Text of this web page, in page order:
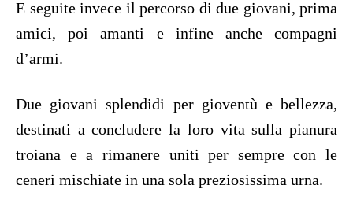
E seguite invece il percorso di due giovani, prima
amici, poi amanti e infine anche compagni
d’armi.
Due giovani splendidi per gioventù e bellezza,
destinati a concludere la loro vita sulla pianura
troiana e a rimanere uniti per sempre con le
ceneri mischiate in una sola preziosissima urna.